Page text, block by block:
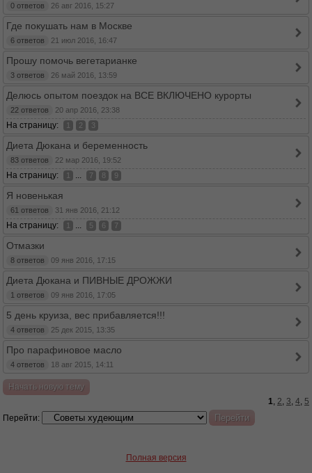
0 ответов 26 авг 2016, 15:27
Где покушать нам в Москве
6 ответов 21 июл 2016, 16:47
Прошу помочь вегетарианке
3 ответов 26 май 2016, 13:59
Делюсь опытом поездок на ВСЕ ВКЛЮЧЕНО курорты
22 ответов 20 апр 2016, 23:38
На страницу: 1 2 3
Диета Дюкана и беременность
83 ответов 22 мар 2016, 19:52
На страницу: 1 ... 7 8 9
Я новенькая
61 ответов 31 янв 2016, 21:12
На страницу: 1 ... 5 6 7
Отмазки
8 ответов 09 янв 2016, 17:15
Диета Дюкана и ПИВНЫЕ ДРОЖЖИ
1 ответов 09 янв 2016, 17:05
5 день круиза, вес прибавляется!!!
4 ответов 25 дек 2015, 13:35
Про парафиновое масло
4 ответов 18 авг 2015, 14:11
Начать новую тему
1, 2, 3, 4, 5
Перейти:
Полная версия